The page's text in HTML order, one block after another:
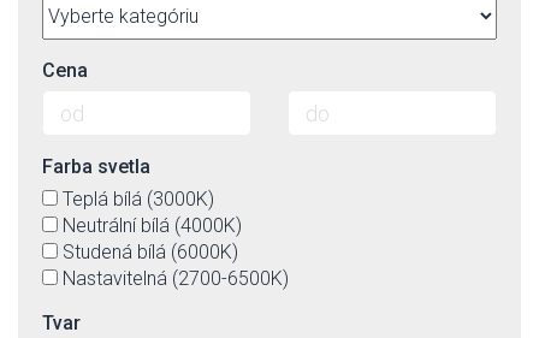
Cena
Farba svetla
Teplá bílá (3000K)
Neutrální bílá (4000K)
Studená bílá (6000K)
Nastavitelná (2700-6500K)
Tvar